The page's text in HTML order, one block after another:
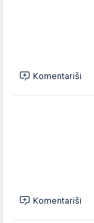
Komentariši
Komentariši